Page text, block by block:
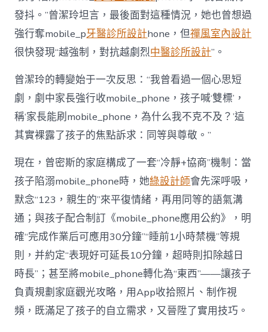
發抖。”曾潔玲坦言，最後面對這種情況，她也曾想過
強行奪mobile_p牙醫診所設計hone，但禪風室內設計
很快發現“越強制，對抗越劇烈中醫診所設計”。
曾潔玲的轉變始于一次反思：“我曾看過一個心思短
劇，劇中家長強行收mobile_phone，孩子喊‘雙標’，
稱‘家長能刷mobile_phone，為什么我不克不及？’這
其實裸露了孩子的焦點訴求：同等與尊敬。”
現在，曾密斯的家庭構成了一套“冷靜+協商”機制：當
孩子陷溺mobile_phone時，她綠設計師會先深呼吸，
默念“123，親生的”來平復情緒，再用同等的語氣溝
通；與孩子配合制訂《mobile_phone應用公約》，明
確“完成作業后可應用30分鐘”“睡前1小時禁機”等規
則，并約定“表現好可延長10分鐘，超時則扣除越日
時長”；甚至將mobile_phone轉化為“東西”——讓孩子
負責規劃家庭觀光攻略，用App收拾照片、制作視
頻，既滿足了孩子的自立需求，又晉陞了實用技巧。